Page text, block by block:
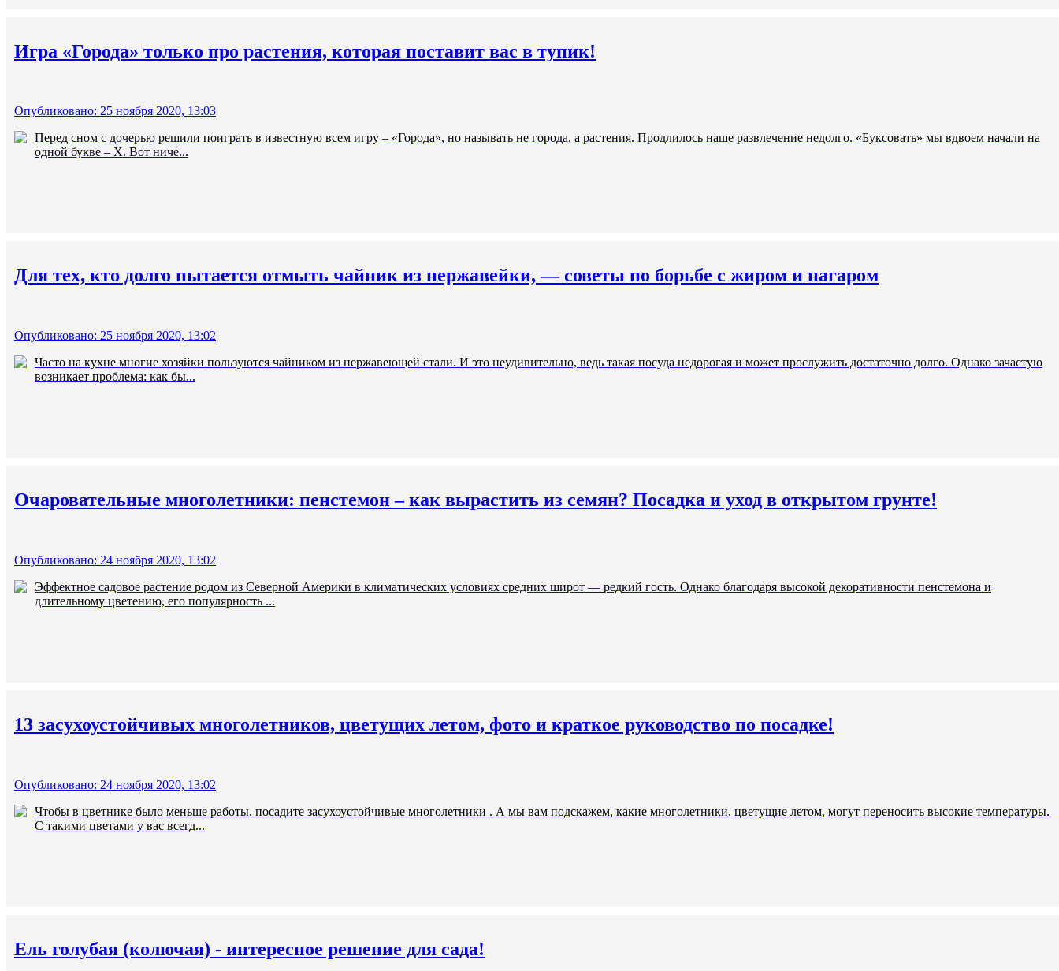
Игра «Города» только про растения, которая поставит вас в тупик!
Опубликовано: 25 ноября 2020, 13:03
Перед сном с дочерью решили поиграть в известную всем игру – «Города», но называть не города, а растения. Продлилось наше развлечение недолго. «Буксовать» мы вдвоем начали на
одной букве – Х. Вот ниче...
Для тех, кто долго пытается отмыть чайник из нержавейки, — советы по борьбе с жиром и нагаром
Опубликовано: 25 ноября 2020, 13:02
Часто на кухне многие хозяйки пользуются чайником из нержавеющей стали. И это неудивительно, ведь такая посуда недорогая и может прослужить достаточно долго. Однако зачастую
возникает проблема: как бы...
Очаровательные многолетники: пенстемон – как вырастить из семян? Посадка и уход в открытом грунте!
Опубликовано: 24 ноября 2020, 13:02
Эффектное садовое растение родом из Северной Америки в климатических условиях средних широт — редкий гость. Однако благодаря высокой декоративности пенстемона и
длительному цветению, его популярность ...
13 засухоустойчивых многолетников, цветущих летом, фото и краткое руководство по посадке!
Опубликовано: 24 ноября 2020, 13:02
Чтобы в цветнике было меньше работы, посадите засухоустойчивые многолетники . А мы вам подскажем, какие многолетники, цветущие летом, могут переносить высокие температуры.
С такими цветами у вас всегд...
Ель голубая (колючая) - интересное решение для сада!